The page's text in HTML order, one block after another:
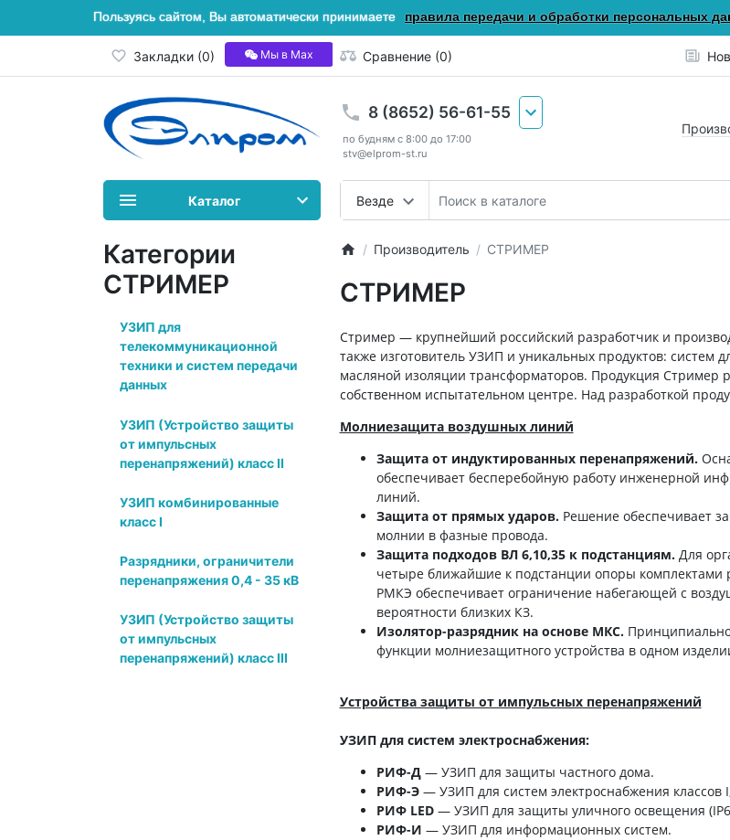
Пользуясь сайтом, Вы автоматически принимаете правила передачи и обработки персональных
Закладки (0) Мы в Мах Сравнение (0)
8 (8652) 56-61-55
по будням с 8:00 до 17:00
stv@elprom-st.ru
Везде
Каталог
Категории
СТРИМЕР
УЗИП для
телекоммуникационной
техники и систем передачи
данных
УЗИП (Устройство защиты
от импульсных
перенапряжений) класс II
УЗИП комбинированные
класс I
Разрядники, ограничители
перенапряжения 0,4 - 35 кВ
УЗИП (Устройство защиты
от импульсных
перенапряжений) класс III
Производитель СТРИМЕР
СТРИМЕР
Стример — крупнейший российский разработчик и
также изготовитель УЗИП и уникальных продуктов: систем
масляной изоляции трансформаторов. Продукция Стример
собственном испытательном центре. Над разработкой
Молниезащита воздушных линий
Защита от индуктированных перенапряжений.
обеспечивает бесперебойную работу инженерной
линий.
Защита от прямых ударов. Решение обеспечивает
молнии в фазные провода.
Защита подходов ВЛ 6,10,35 к подстанциям. Для
четыре ближайшие к подстанции опоры
РМКЭ обеспечивает ограничение набегающей с
вероятности близких КЗ.
Изолятор-разрядник на основе МКС.
функции молниезащитного устройства в одном
Устройства защиты от импульсных перенапряжений
УЗИП для систем электроснабжения:
РИФ-Д— УЗИП для защиты частного дома.
РИФ-Э— УЗИП для систем электроснабжения классов
РИФ LED— УЗИП для защиты уличного освещения
РИФ-И — УЗИП для информационных систем.